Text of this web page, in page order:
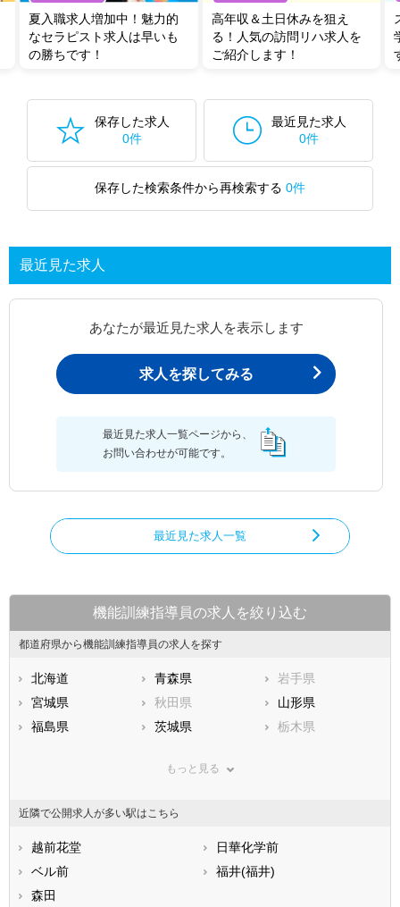
夏入職求人増加中！魅力的
なセラピスト求人は早いも
の勝ちです！
高年収＆土日休みを狙え
る！人気の訪問リハ求人を
ご紹介します！
保存した求人
0件
最近見た求人
0件
保存した検索条件から再検索する 0件
最近見た求人
あなたが最近見た求人を表示します
求人を探してみる
最近見た求人一覧ページから、
お問い合わせが可能です。
最近見た求人一覧
機能訓練指導員の求人を絞り込む
都道府県から機能訓練指導員の求人を探す
北海道 青森県
岩手県
宮城県
秋田県
山形県
福島県
茨城県
栃木県
神奈川県
石川県
福井県
静岡県
三重県
滋賀県
兵庫県
もっと見る
近隣で公開求人が多い駅はこちら
越前花堂
日華化学前
ベル前
福井(福井)
森田